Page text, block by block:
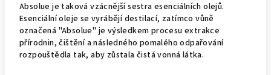
Absolue je taková vzácnější sestra esenciálních olejů.
Esenciální oleje se vyrábějí destilací, zatímco vůně
označená "Absolue" je výsledkem procesu extrakce
přírodnin, čištění a následného pomalého odpařování
rozpouštědla tak, aby zůstala čistá vonná látka.